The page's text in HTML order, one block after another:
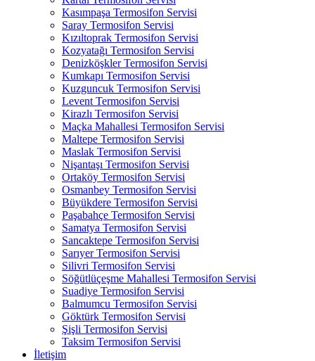
Kasımpaşa Termosifon Servisi
Saray Termosifon Servisi
Kızıltoprak Termosifon Servisi
Kozyatağı Termosifon Servisi
Denizköşkler Termosifon Servisi
Kumkapı Termosifon Servisi
Kuzguncuk Termosifon Servisi
Levent Termosifon Servisi
Kirazlı Termosifon Servisi
Maçka Mahallesi Termosifon Servisi
Maltepe Termosifon Servisi
Maslak Termosifon Servisi
Nişantaşı Termosifon Servisi
Ortaköy Termosifon Servisi
Osmanbey Termosifon Servisi
Büyükdere Termosifon Servisi
Paşabahçe Termosifon Servisi
Samatya Termosifon Servisi
Sancaktepe Termosifon Servisi
Sarıyer Termosifon Servisi
Silivri Termosifon Servisi
Söğütlüçeşme Mahallesi Termosifon Servisi
Suadiye Termosifon Servisi
Balmumcu Termosifon Servisi
Göktürk Termosifon Servisi
Şişli Termosifon Servisi
Taksim Termosifon Servisi
İletişim